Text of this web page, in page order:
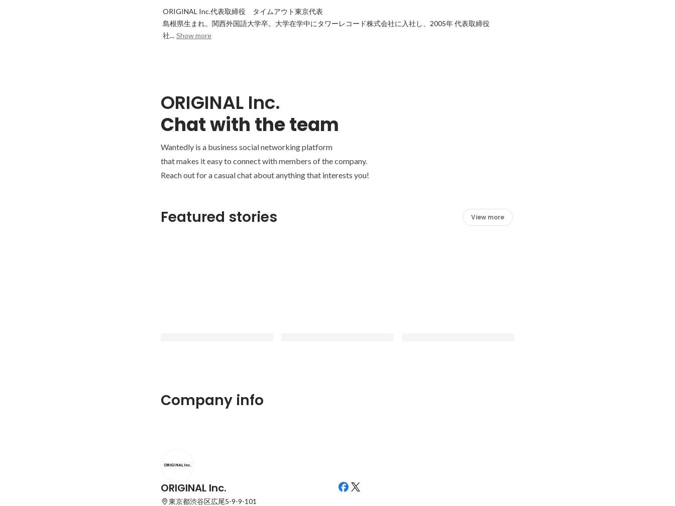
ORIGINAL Inc.代表取締役　タイムアウト東京代表
島根県生まれ。関西外国語大学卒。大学在学中にタワーレコード株式会社に入社し、2005年 代表取締役
社... Show more
ORIGINAL Inc.
Chat with the team
Wantedly is a business social networking platform
that makes it easy to connect with members of the company.
Reach out for a casual chat about anything that interests you!
Featured stories View more
大阪観光新時代を切り拓く、大阪観
光局とタイムアウトを運営する
Company info
ORIGINAL Inc.
東京都渋谷区広尾5-9-9-101